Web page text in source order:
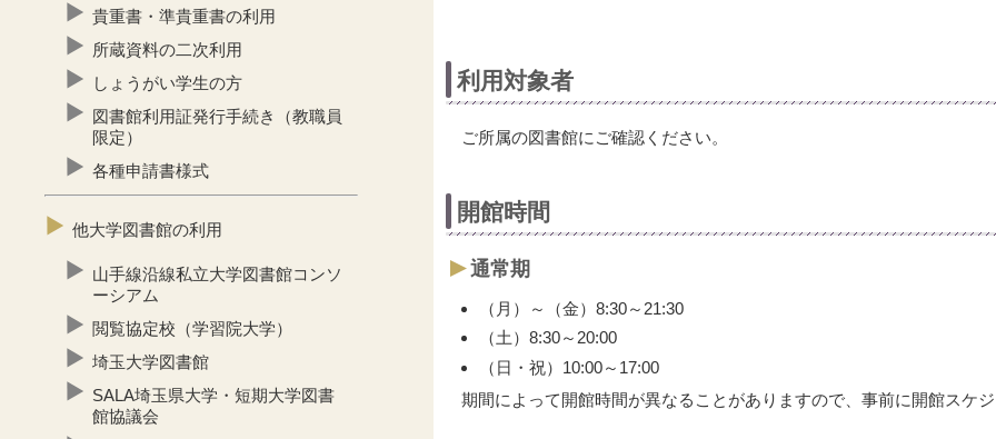
貴重書・準貴重書の利用
所蔵資料の二次利用
しょうがい学生の方
図書館利用証発行手続き（教職員
限定）
各種申請書様式
他大学図書館の利用
山手線沿線私立大学図書館コンソ
ーシアム
閲覧協定校（学習院大学）
埼玉大学図書館
SALA埼玉県大学・短期大学図書
館協議会
利用対象者
ご所属の図書館にご確認ください。
開館時間
通常期
（月）～（金）8:30～21:30
（土）8:30～20:00
（日・祝）10:00～17:00
期間によって開館時間が異なることがありますので、事前に開館スケジ